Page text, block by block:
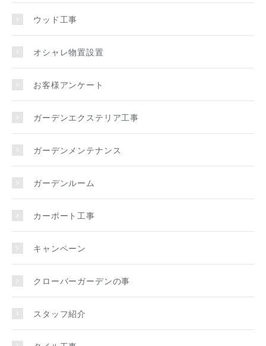
ウッド工事
オシャレ物置設置
お客様アンケート
ガーデンエクステリア工事
ガーデンメンテナンス
ガーデンルーム
カーポート工事
キャンペーン
クローバーガーデンの事
スタッフ紹介